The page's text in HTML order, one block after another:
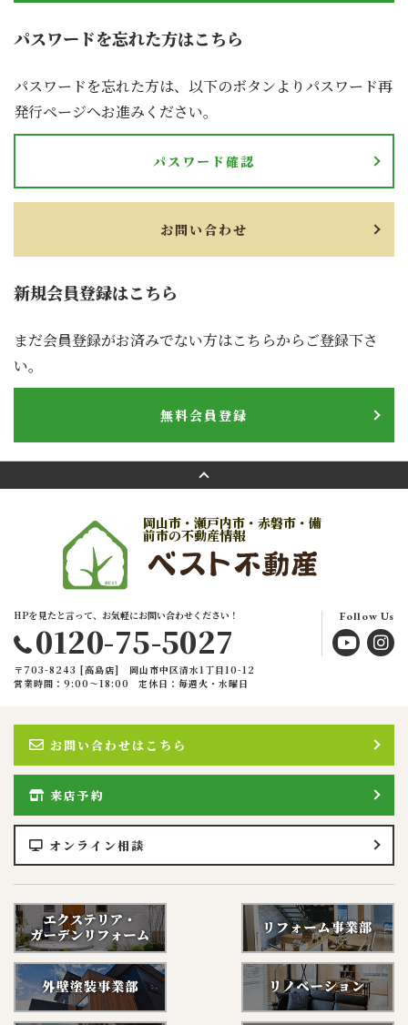
新規会員登録はこちら
まだ会員登録がお済みでない方はこちらからご登録下さ
い。
無料会員登録
パスワードを忘れた方はこちら
パスワードを忘れた方は、以下のボタンよりパスワード再
発行ページへお進みください。
パスワード確認
お問い合わせ
岡山市・瀬戸内市・赤磐市・備
前市の不動産情報
HPを見たと言って、お気軽にお問い合わせください！
0120-75-5027
Follow Us
〒703-8243 [高島店] 岡山市中区清水1丁目10-12
営業時間：9:00〜18:00
定休日：毎週火・水曜日
お問い合わせはこちら
来店予約
オンライン相談